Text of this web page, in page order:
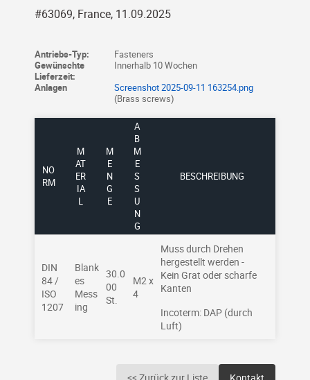
#63069, France, 11.09.2025
Antriebs-Typ:
Fasteners
Gewünschte
Lieferzeit:
Innerhalb 10 Wochen
Anlagen
Screenshot 2025-09-11 163254.png
(Brass screws)
NO
RM
M
AT
ER
IA
L
M
E
N
G
E
A
B
M
E
S
S
U
N
G
BESCHREIBUNG
DIN
84 /
ISO
1207
Blank
es
Mess
ing
30.0
00
St.
M2 x
4
Muss durch Drehen
hergestellt werden -
Kein Grat oder scharfe
Kanten
Incoterm: DAP (durch
Luft)